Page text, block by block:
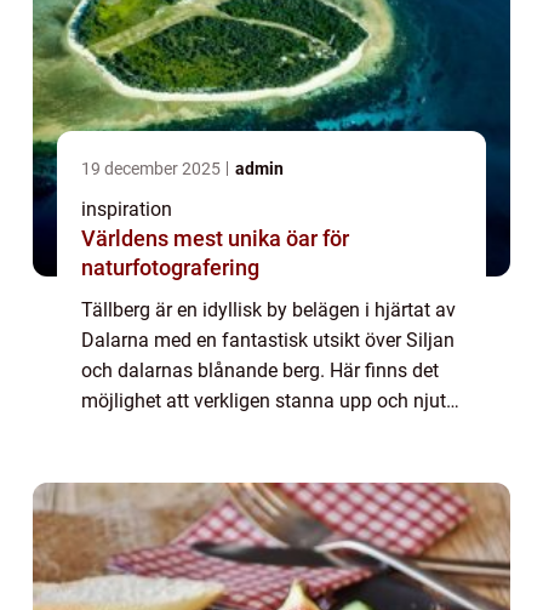
19 december 2025 admin
inspiration
Världens mest unika öar för
naturfotografering
Tällberg är en idyllisk by belägen i hjärtat av
Dalarna med en fantastisk utsikt över Siljan
och dalarnas blånande berg. Här finns det
möjlighet att verkligen stanna upp och njuta